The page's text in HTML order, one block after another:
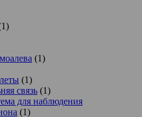
(1)
(1)
связь (1)
для наблюдения
(1)